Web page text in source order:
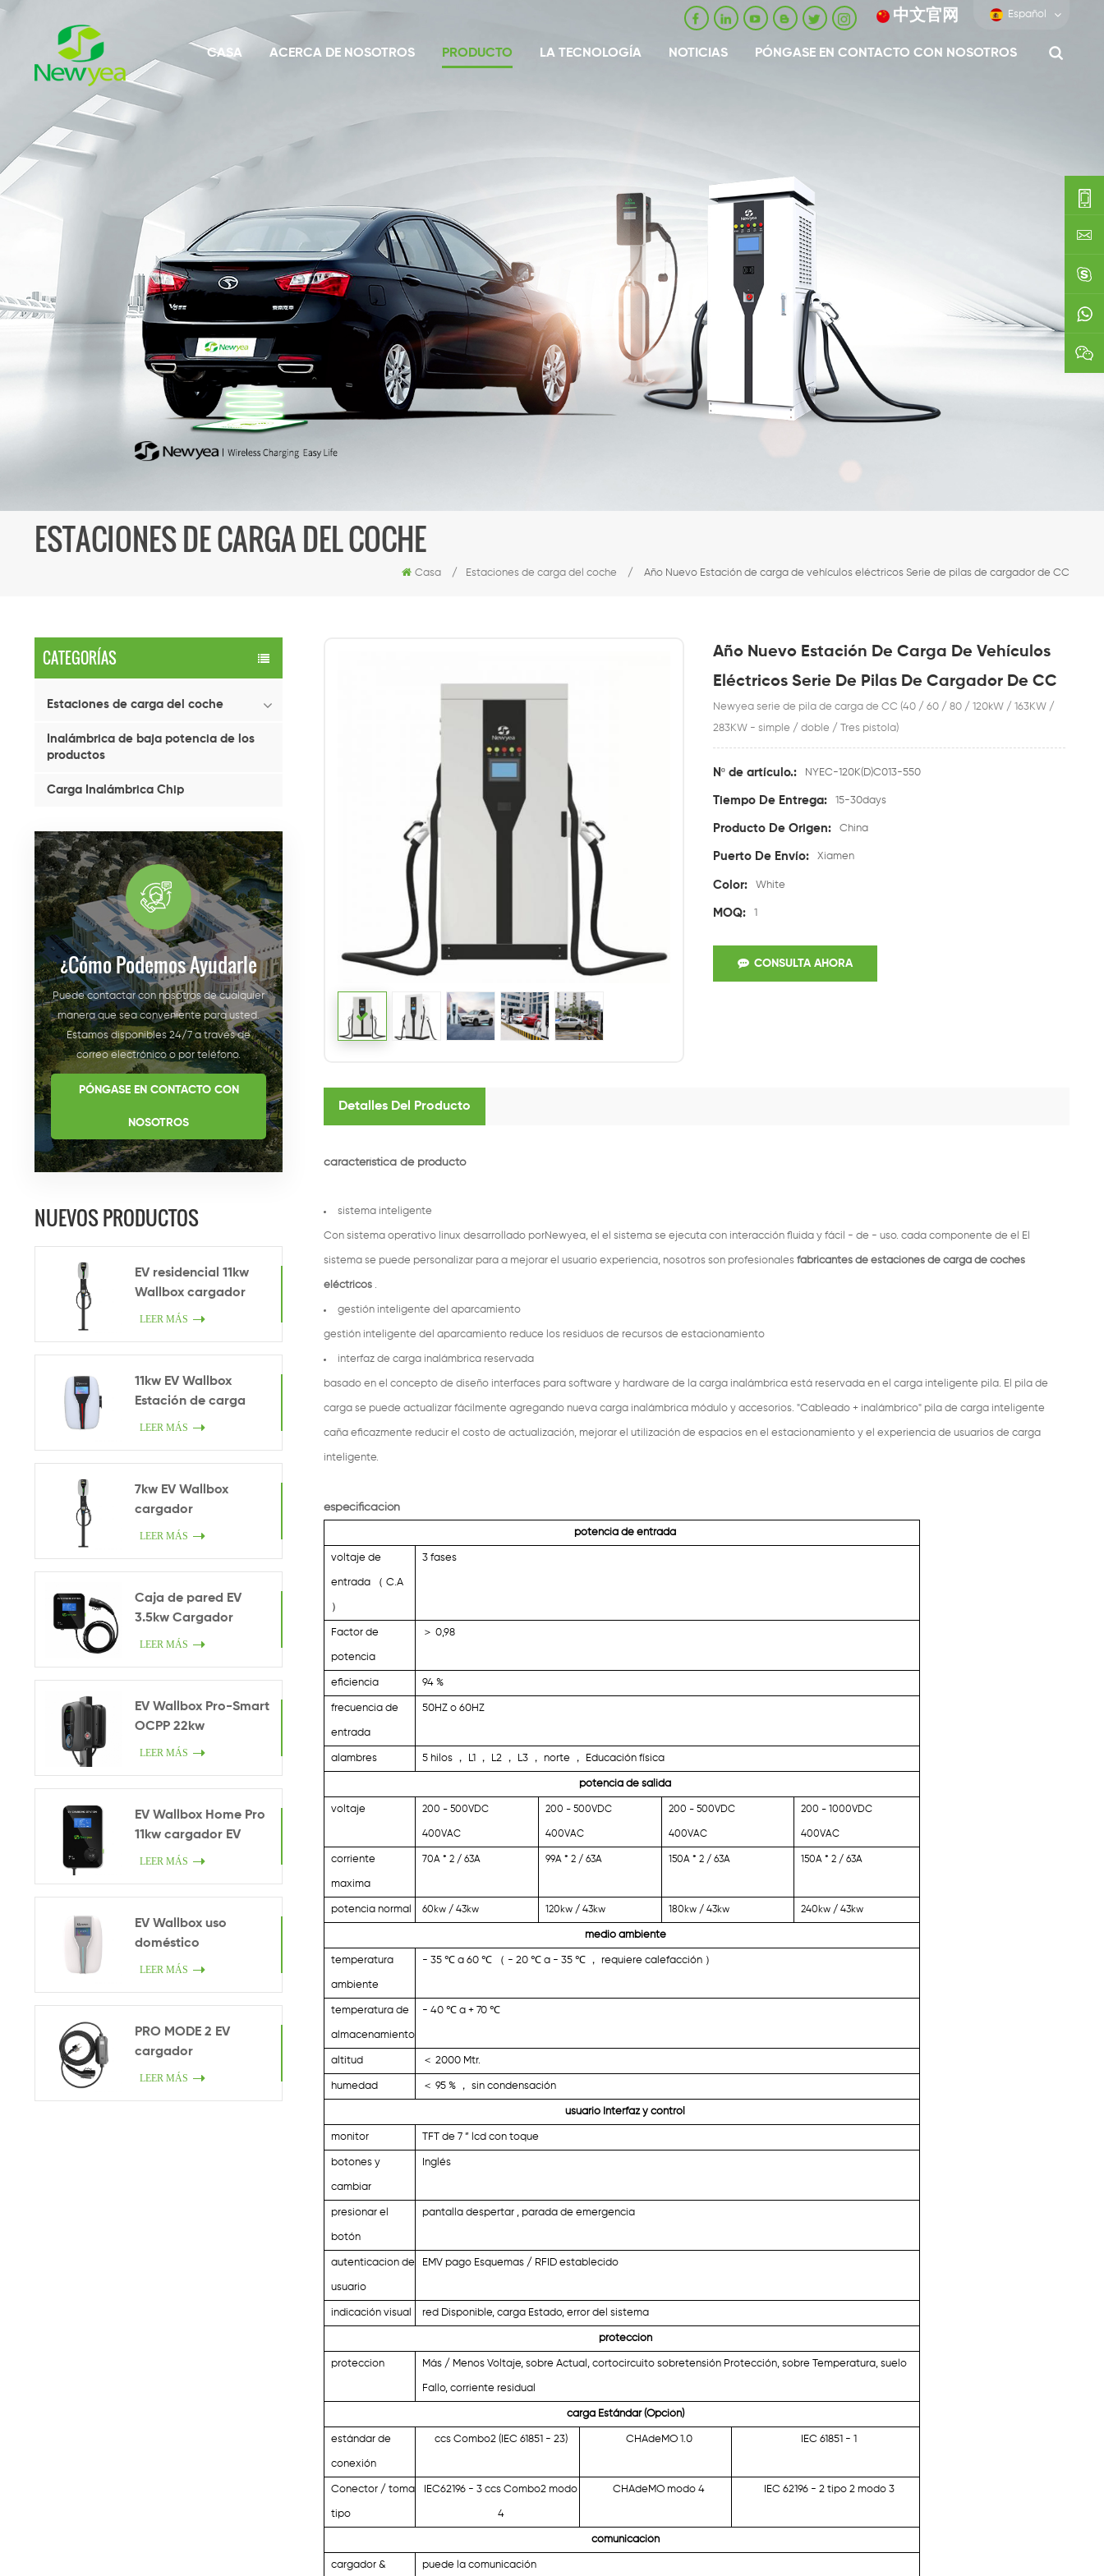
中文官网 Español
CASA ACERCA DE NOSOTROS PRODUCTO LA TECNOLOGÍA NOTICIAS PÓNGASE EN CONTACTO CON NOSOTROS
ESTACIONES DE CARGA DEL COCHE
Casa / Estaciones de carga del coche / Año Nuevo Estación de carga de vehículos eléctricos Serie de pilas de cargador de CC
CATEGORÍAS
Estaciones de carga del coche
Inalámbrica de baja potencia de los
productos
Carga Inalámbrica Chip
¿cómo Podemos Ayudarle
Puede contactar con nosotros de cualquier
manera que sea conveniente para usted.
Estamos disponibles 24/7 a través de
correo electrónico o por teléfono.
PÓNGASE EN CONTACTO CON
NOSOTROS
NUEVOS PRODUCTOS
EV residencial 11kw
Wallbox cargador
LEER MÁS
11kw EV Wallbox
Estación de carga
LEER MÁS
7kw EV Wallbox
cargador
LEER MÁS
Caja de pared EV
3.5kw Cargador
inteligente en casa
LEER MÁS
EV Wallbox Pro-Smart
OCPP 22kw
LEER MÁS
EV Wallbox Home Pro
11kw cargador EV
LEER MÁS
EV Wallbox uso
doméstico
LEER MÁS
PRO MODE 2 EV
cargador
LEER MÁS
Año Nuevo Estación De Carga De Vehículos
Eléctricos Serie De Pilas De Cargador De CC
Newyea serie de pila de carga de CC (40 / 60 / 80 / 120kW / 163KW /
283KW - simple / doble / Tres pistola)
Nº de artículo.: NYEC-120K(D)C013-550
Tiempo De Entrega: 15-30days
Producto De Origen: China
Puerto De Envío: Xiamen
Color: White
MOQ: 1
CONSULTA AHORA
Detalles Del Producto
característica de producto
sistema inteligente
Con sistema operativo linux desarrollado porNewyea, el el sistema se ejecuta con interacción fluida y fácil - de - uso. cada componente de el El
sistema se puede personalizar para a mejorar el usuario experiencia, nosotros son profesionales fabricantes de estaciones de carga de coches
eléctricos .
gestión inteligente del aparcamiento
gestión inteligente del aparcamiento reduce los residuos de recursos de estacionamiento
interfaz de carga inalámbrica reservada
basado en el concepto de diseño interfaces para software y hardware de la carga inalámbrica está reservada en el carga inteligente pila. El pila de
carga se puede actualizar fácilmente agregando nueva carga inalámbrica módulo y accesorios. "Cableado + inalámbrico" pila de carga inteligente
caña eficazmente reducir el costo de actualización, mejorar el utilización de espacios en el estacionamiento y el experiencia de usuarios de carga
inteligente.
especificación
potencia de entrada
voltaje de
entrada （C.A
）
3 fases
Factor de
potencia
＞0,98
eficiencia 94 %
frecuencia de
entrada
50HZ o 60HZ
alambres 5 hilos ， L1 ， L2 ， L3 ，norte ， Educación física
potencia de salida
voltaje 200 - 500VDC
400VAC
200 - 500VDC
400VAC
200 - 500VDC
400VAC
200 - 1000VDC
400VAC
corriente
maxima
70A * 2 / 63A 99A * 2 / 63A 150A * 2 / 63A 150A * 2 / 63A
potencia normal 60kw / 43kw 120kw / 43kw 180kw / 43kw 240kw / 43kw
medio ambiente
temperatura
ambiente
- 35℃a 60 ℃ （ - 20℃a - 35℃ ，requiere calefacción ）
temperatura de
almacenamiento
- 40℃a + 70 ℃
altitud ＜2000 Mtr.
humedad ＜95 % ，sin condensación
usuario Interfaz y control
monitor TFT de 7 ” lcd con toque
botones y
cambiar
Inglés
presionar el
botón
pantalla despertar ,parada de emergencia
autenticacion de
usuario
EMV pago Esquemas / RFID establecido
indicación visual red Disponible, carga Estado, error del sistema
proteccion
proteccion Más / Menos Voltaje, sobre Actual, cortocircuito sobretensión Protección, sobre Temperatura, suelo
Fallo, corriente residual
carga Estándar (Opción)
estándar de
conexión
ccs Combo2 (IEC 61851 - 23) CHAdeMO 1.0 IEC 61851 - 1
Conector / toma
tipo
IEC62196 - 3 ccs Combo2 modo
4
CHAdeMOmodo 4 IEC 62196 - 2 tipo 2 modo 3
comunicación
cargador & puede la comunicación
0086-
0592-